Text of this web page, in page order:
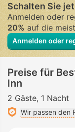
Schalten Sie
Anmelden oder
20%auf die
Anmelden oder
Preise für
Inn
2 Gäste 1 Nacht
Wir passen den